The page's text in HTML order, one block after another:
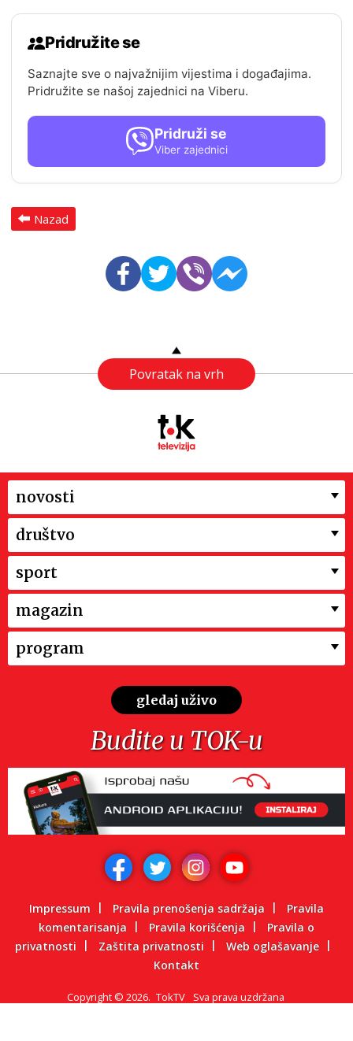
Pridružite se
Saznajte sve o najvažnijim vijestima i događajima.
Pridružite se našoj zajednici na Viberu.
Pridruži se
Viber zajednici
Nazad
Povratak na vrh
novosti
društvo
sport
magazin
program
gledaj uživo
Budite u TOK-u
Impressum Pravila prenošenja sadržaja
Pravila
komentarisanja
Pravila korišćenja
Pravila o
privatnosti
Zaštita privatnosti
Web oglašavanje
Kontakt
Copyright © 2026. TokTV Sva prava uzdržana